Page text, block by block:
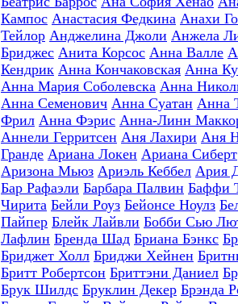
Кампос Анастасия Федкина Анахи
Тейлор Анджелина Джоли Анжела
Бриджес Анита Корсос Анна Валле
Кендрик Анна Кончаковская Анна
Анна Мария Соболевска Анна
Анна Семенович Анна Суатан Анна
Фрил Анна Фэрис Анна-Линн
Аннели Герритсен Аня Лахири Аня
Гранде Ариана Локен Ариана Сиберт
Аризона Мьюз Ариэль Кеббел Ария
Бар Рафаэли Барбара Палвин Баффи
Чирита Бейли Роуз Бейонсе Ноулз
Пайпер Блейк Лайвли Бобби Сью
Лафлин Бренда Шад Бриана Бэнкс
Бриджет Холл Бриджи Хейнен
Бритт Робертсон Бриттэни Даниел
Брук Шилдс Бруклин Декер Брэнда